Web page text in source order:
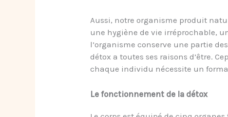
Aussi, notre organisme produit
une hygiène de vie irréprochable,
l’organisme conserve une partie
détox a toutes ses raisons d’être.
chaque individu nécessite un
Le fonctionnement de la détox